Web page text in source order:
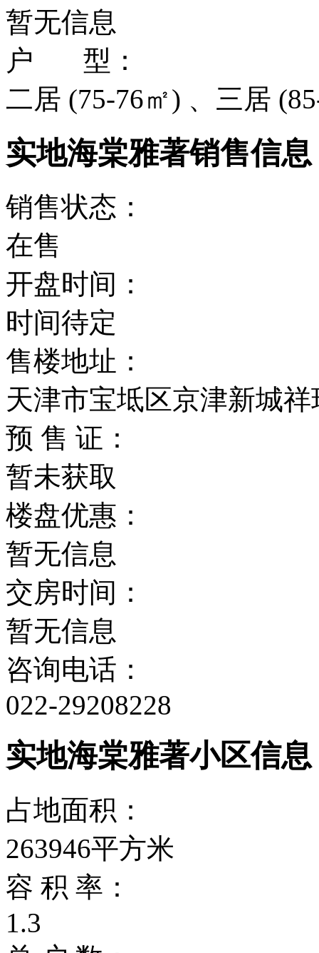
暂无信息
户 型：
二居 (75-76㎡) 、三居
实地海棠雅著销售信息
销售状态：
在售
开盘时间：
时间待定
售楼地址：
天津市宝坻区京津新城
预 售 证：
暂未获取
楼盘优惠：
暂无信息
交房时间：
暂无信息
咨询电话：
022-29208228
实地海棠雅著小区信息
占地面积：
263946平方米
容 积 率：
1.3